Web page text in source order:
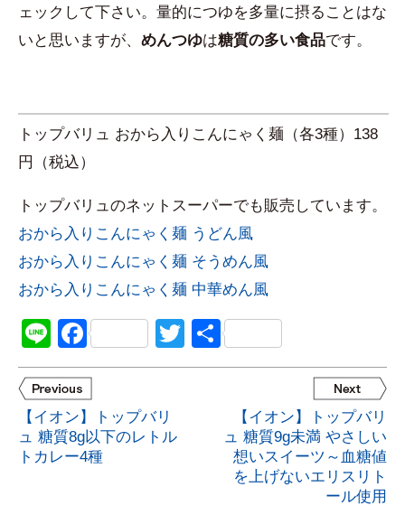
ェックして下さい。量的につゆを多量に摂ることはな
いと思いますが、 めんつゆは糖質の多い食品です。
トップバリュ おから入りこんにゃく麺（各3種）138
円（税込）
トップバリュのネットスーパーでも販売しています。
おから入りこんにゃく麺 うどん風
おから入りこんにゃく麺 そうめん風
おから入りこんにゃく麺 中華めん風
LineFacebookTwitter
共
有
【イオン】トップバリ
ュ 糖質8g以下のレトル
トカレー4種
【イオン】トップバリ
ュ 糖質9g未満 やさしい
想いスイーツ～血糖値
を上げないエリスリト
ール使用